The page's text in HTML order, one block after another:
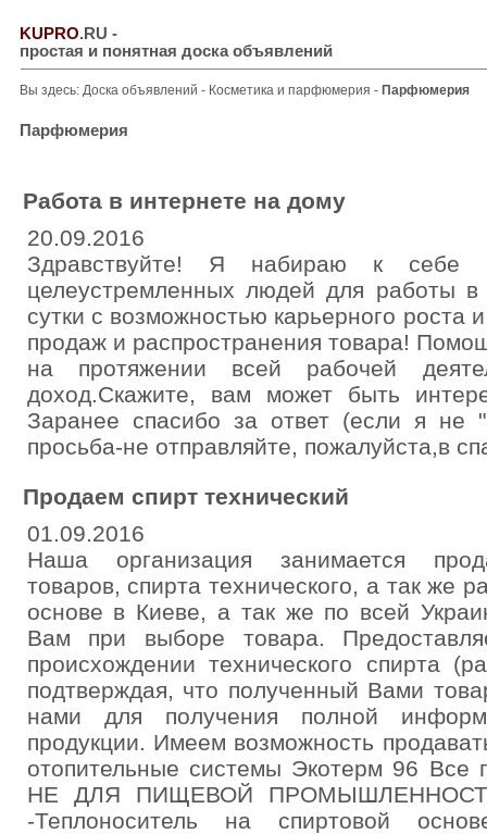
KUPRO.RU -
простая и понятная доска объявлений
Вы здесь: Доска объявлений - Косметика и парфюмерия - Парфюмерия
Парфюмерия
Работа в интернете на дому
20.09.2016
Здравствуйте! Я набираю к себе
целеустремленных людей для работы
сутки с возможностью карьерного
продаж и распространения товара!
на протяжении всей рабочей
доход.Скажите, вам может быть
Заранее спасибо за ответ (если я не
просьба-не отправляйте, пожалуйста,в
Продаем спирт технический
01.09.2016
Наша организация занимается
товаров, спирта технического, а так же
основе в Киеве, а так же по всей
Вам при выборе товара.
происхождении технического спирта
подтверждая, что полученный Вами
нами для получения полной
продукции. Имеем возможность
отопительные системы Экотерм 96 Все
НЕ ДЛЯ ПИЩЕВОЙ
-Теплоноситель на спиртовой